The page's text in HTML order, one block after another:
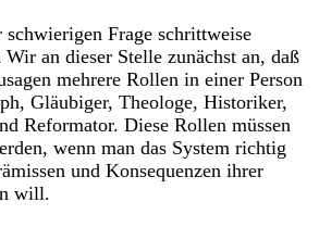
Frage schrittweise
an dieser Stelle zunächst an, daß
mehrere Rollen in einer Person
Gläubiger, Theologe, Historiker,
Reformator. Diese Rollen müssen
wenn man das System richtig
und Konsequenzen ihrer
will.